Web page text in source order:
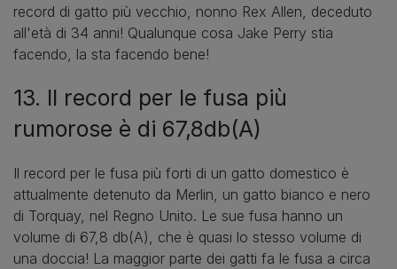
record di gatto più vecchio, nonno Rex Allen, deceduto
all'età di 34 anni! Qualunque cosa Jake Perry stia
facendo, la sta facendo bene!
13. Il record per le fusa più
rumorose è di 67,8db(A)
Il record per le fusa più forti di un gatto domestico è
attualmente detenuto da Merlin, un gatto bianco e nero
di Torquay, nel Regno Unito. Le sue fusa hanno un
volume di 67,8 db(A), che è quasi lo stesso volume di
una doccia! La maggior parte dei gatti fa le fusa a circa